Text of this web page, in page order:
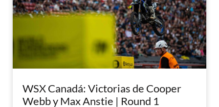
WSX Canadá: Victorias de Cooper
Webb y Max Anstie | Round 1